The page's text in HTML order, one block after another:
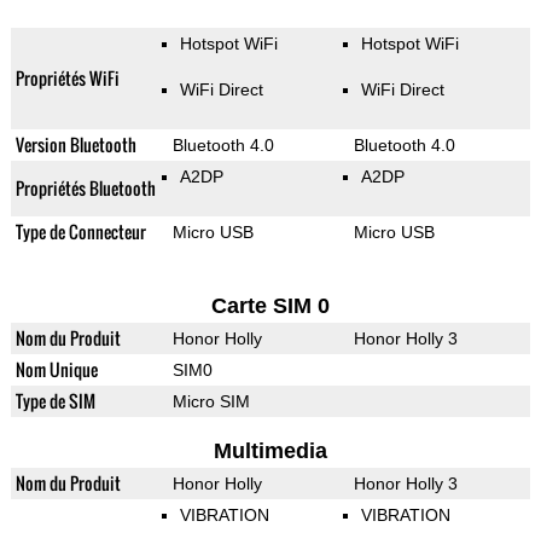
Propriétés WiFi
Hotspot WiFi
WiFi Direct
Hotspot WiFi
WiFi Direct
Version Bluetooth Bluetooth 4.0 Bluetooth 4.0
Propriétés Bluetooth A2DP A2DP
Type de Connecteur Micro USB Micro USB
Carte SIM 0
Nom du Produit Honor Holly Honor Holly 3
Nom Unique SIM0
Type de SIM Micro SIM
Multimedia
Nom du Produit Honor Holly Honor Holly 3
VIBRATION VIBRATION